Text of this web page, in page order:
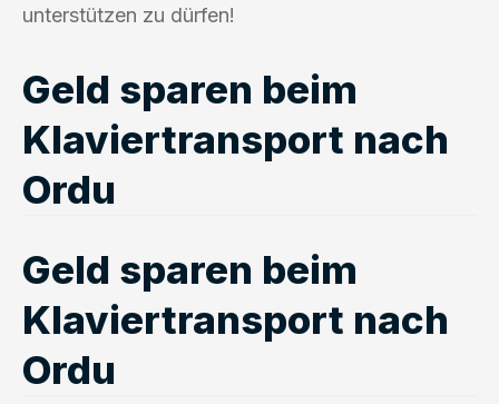
unterstützen zu dürfen!
Geld sparen beim
Klaviertransport nach
Ordu
Geld sparen beim
Klaviertransport nach
Ordu